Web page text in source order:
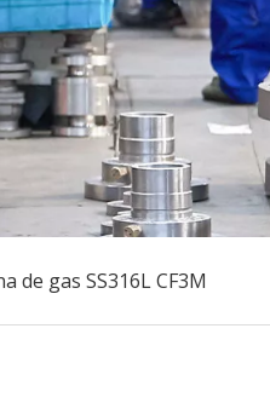
de gas SS316L CF3M